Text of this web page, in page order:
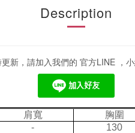
Description
新，請加入我們的 官方LINE ，
肩寬 胸圍
- 130